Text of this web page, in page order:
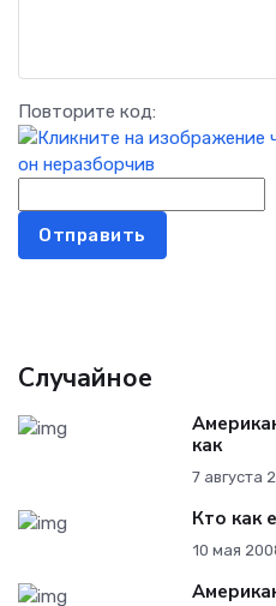
Повторите код:
Отправить
Случайное
как
7 августа
Кто как
10 мая